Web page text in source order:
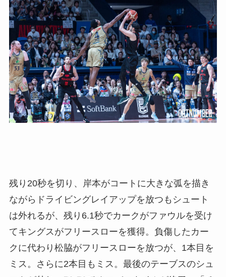
残り20秒を切り、岸本がコートに大きな弧を描き
ながらドライビングレイアップを放つもシュート
は外れるが、残り6.1秒でカークがファウルを受け
てキングスがフリースローを獲得。負傷したカー
クに代わり松脇がフリースローを放つが、1本目を
ミス。さらに2本目もミス。最後のテーブスのシュ